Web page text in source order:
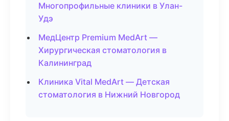
Многопрофильные клиники в Улан-
Удэ
МедЦентр Premium MedArt —
Хирургическая стоматология в
Калининград
Клиника Vital MedArt — Детская
стоматология в Нижний Новгород